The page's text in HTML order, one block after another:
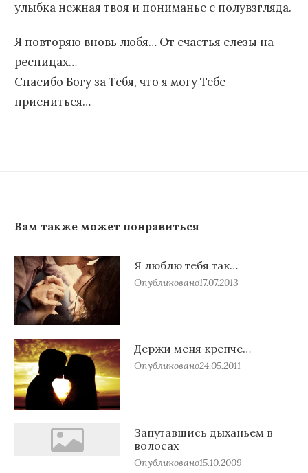
улыбка нежная твоя и пониманье с полувзгляда.
Я повторяю вновь любя… От счастья слезы на
ресницах…
Спасибо Богу за Тебя, что я могу Тебе
присниться…
Вам также может понравиться
Я люблю тебя так…
Опубликовано17.07.2013
Держи меня крепче…
Опубликовано24.05.2011
Запутавшись дыханьем в
волосах
Опубликовано15.10.2009